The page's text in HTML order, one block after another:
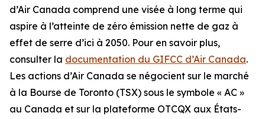
d’Air Canada comprend une visée à long terme qui
aspire à l’atteinte de zéro émission nette de gaz à
effet de serre d’ici à 2050. Pour en savoir plus,
consulter la documentation du GIFCC d’Air Canada.
Les actions d’Air Canada se négocient sur le marché
à la Bourse de Toronto (TSX) sous le symbole « AC »
au Canada et sur la plateforme OTCQX aux États-